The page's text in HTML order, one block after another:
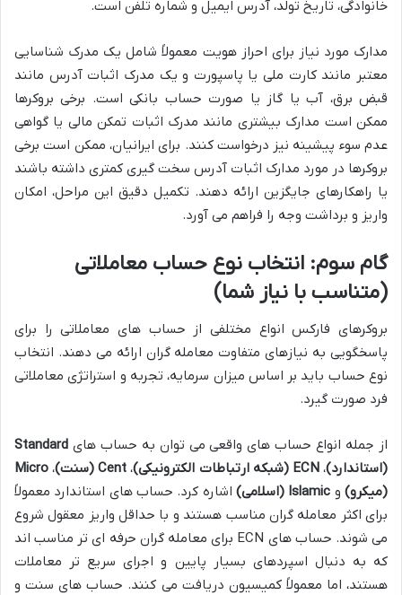
خانوادگی، تاریخ تولد، آدرس ایمیل و شماره تلفن است.
مدارک مورد نیاز برای احراز هویت معمولاً شامل یک مدرک شناسایی
معتبر مانند کارت ملی یا پاسپورت و یک مدرک اثبات آدرس مانند
قبض برق، آب یا گاز یا صورت حساب بانکی است. برخی بروکرها
ممکن است مدارک بیشتری مانند مدرک اثبات تمکن مالی یا گواهی
عدم سوء پیشینه نیز درخواست کنند. برای ایرانیان، ممکن است برخی
بروکرها در مورد مدارک اثبات آدرس سخت گیری کمتری داشته باشند
یا راهکارهای جایگزین ارائه دهند. تکمیل دقیق این مراحل، امکان
واریز و برداشت وجه را فراهم می آورد.
گام سوم: انتخاب نوع حساب معاملاتی
(متناسب با نیاز شما)
بروکرهای فارکس انواع مختلفی از حساب های معاملاتی را برای
پاسخگویی به نیازهای متفاوت معامله گران ارائه می دهند. انتخاب
نوع حساب باید بر اساس میزان سرمایه، تجربه و استراتژی معاملاتی
فرد صورت گیرد.
از جمله انواع حساب های واقعی می توان به حساب های Standard
(استاندارد)،ECN (شبکه ارتباطات الکترونیکی) ، Cent (سنت) ، Micro
(میکرو)و Islamic (اسلامی)
اشاره کرد. حساب های استاندارد معمولاً
برای اکثر معامله گران مناسب هستند و با حداقل واریز معقول شروع
می شوند. حساب های ECN برای معامله گران حرفه ای تر مناسب اند
که به دنبال اسپردهای بسیار پایین و اجرای سریع تر معاملات
هستند، اما معمولاً کمیسیون دریافت می کنند. حساب های سنت و